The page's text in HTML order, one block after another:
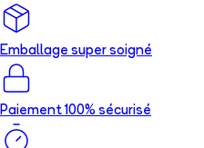
Emballage super soigné
Paiement 100% sécurisé